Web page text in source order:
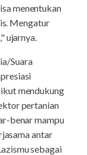
menentukan
Mengatur
ujarnya.
Suara
mendukung
pertanian
benar mampu
antar
sebagai